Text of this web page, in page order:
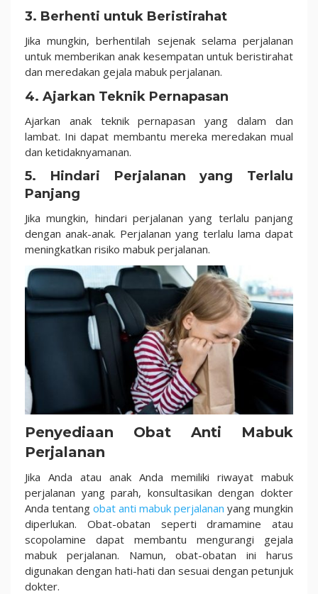
3. Berhenti untuk Beristirahat
Jika mungkin, berhentilah sejenak selama perjalanan
untuk memberikan anak kesempatan untuk beristirahat
dan meredakan gejala mabuk perjalanan.
4. Ajarkan Teknik Pernapasan
Ajarkan anak teknik pernapasan yang dalam dan
lambat. Ini dapat membantu mereka meredakan mual
dan ketidaknyamanan.
5. Hindari Perjalanan yang Terlalu
Panjang
Jika mungkin, hindari perjalanan yang terlalu panjang
dengan anak-anak. Perjalanan yang terlalu lama dapat
meningkatkan risiko mabuk perjalanan.
Penyediaan Obat Anti Mabuk
Perjalanan
Jika Anda atau anak Anda memiliki riwayat mabuk
perjalanan yang parah, konsultasikan dengan dokter
Anda tentang obat anti mabuk perjalanan yang mungkin
diperlukan. Obat-obatan seperti dramamine atau
scopolamine dapat membantu mengurangi gejala
mabuk perjalanan. Namun, obat-obatan ini harus
digunakan dengan hati-hati dan sesuai dengan petunjuk
dokter.